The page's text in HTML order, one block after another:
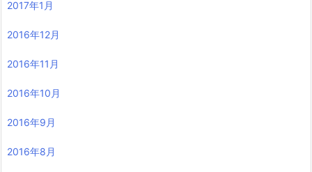
2017年1月
2016年12月
2016年11月
2016年10月
2016年9月
2016年8月